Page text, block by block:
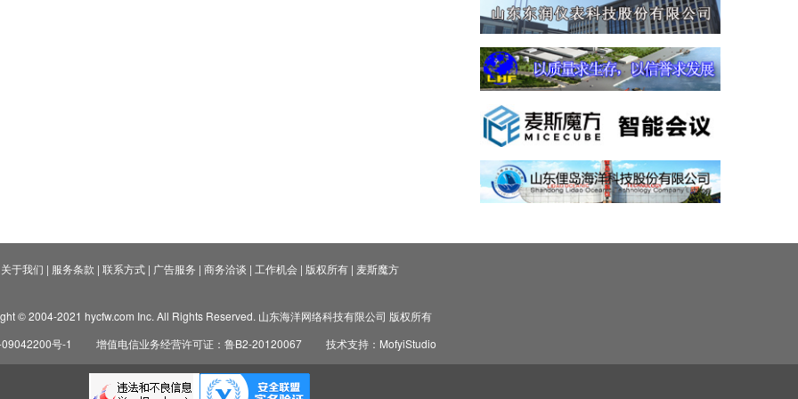
关于我们 | 服务条款 | 联系方式| 广告服务 | 商务洽谈 | 工作机会| 版权所有| 麦斯魔方
© 2004-2021 hycfw.com Inc. All Rights Reserved. 山东海洋网络科技有限公司 版权所有
号-1
增值电信业务经营许可证：鲁B2-20120067 技术支持：MofyiStudio